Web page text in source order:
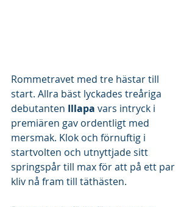
Rommetravet med tre hästar till
start. Allra bäst lyckades treåriga
debutanten Illapa vars intryck i
premiären gav ordentligt med
mersmak. Klok och förnuftig i
startvolten och utnyttjade sitt
springspår till max för att på ett par
kliv nå fram till täthästen.